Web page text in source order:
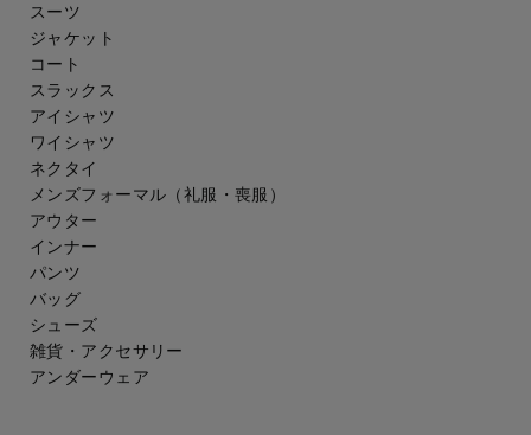
スーツ
ジャケット
コート
スラックス
アイシャツ
ワイシャツ
ネクタイ
メンズフォーマル （礼服・喪服）
アウター
インナー
パンツ
バッグ
シューズ
雑貨・アクセサリー
アンダーウェア